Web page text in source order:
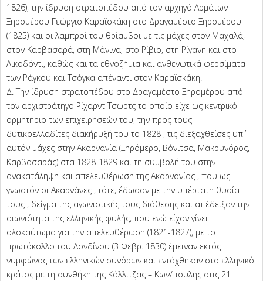
1826), την ίδρυση στρατοπέδου από τον αρχηγό Αρμάτων
Ξηρομέρου Γεώργιο Καραϊσκάκη στο Δραγαμέστο Ξηρομέρου
(1825) και οι λαμπροί του θρίαμβοι με τις μάχες στον Μαχαλά,
στον Καρβασαρά, στη Μάνινα, στο Ρίβιο, στη Ρίγανη και στο
Λικοδόντι, καθώς και τα εθνοζήμια και ανθενωτικά φερσίματα
των Ράγκου και Τσόγκα απέναντι στον Καραϊσκάκη.
Δ. Την ίδρυση στρατοπέδου στο Δραγαμέστο Ξηρομέρου από
τον αρχιστράτηγο Ρίχαρντ Τσωρτς το οποίο είχε ως κεντρικό
ορμητήριο των επιχειρήσεών του, την προς τους
δυτικοελλαδίτες διακήρυξή του το 1828 , τις διεξαχθείσες υπ΄
αυτόν μάχες στην Ακαρνανία (Ξηρόμερο, Βόνιτσα, Μακρυνόρος,
Καρβασαράς) στα 1828-1829 και τη συμβολή του στην
ανακατάληψη και απελευθέρωση της Ακαρνανίας , που ως
γνωστόν οι Ακαρνάνες , τότε, έδωσαν με την υπέρτατη θυσία
τους , δείγμα της αγωνιστικής τους διάθεσης και απέδειξαν την
αιωνιότητα της ελληνικής φυλής, που ενώ είχαν γίνει
ολοκαύτωμα για την απελευθέρωση (1821-1827), με το
πρωτόκολλο του Λονδίνου (3 Φεβρ. 1830) έμειναν εκτός
νυμφώνος των ελληνικών συνόρων και εντάχθηκαν στο ελληνικό
κράτος με τη συνθήκη της Κάλλιτζας – Κων/πουλης στις 21